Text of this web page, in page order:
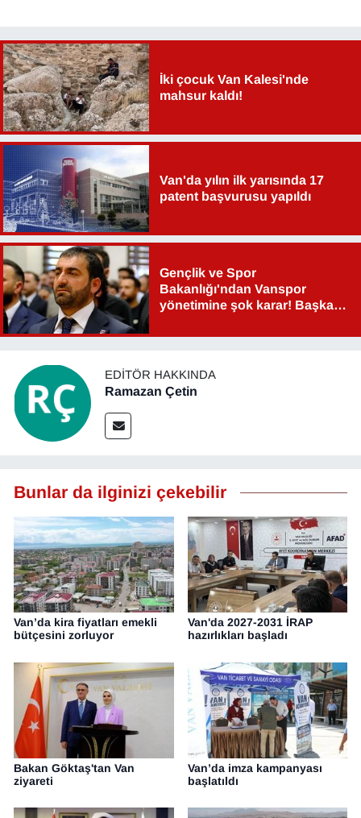
İki çocuk Van Kalesi'nde
mahsur kaldı!
Van'da yılın ilk yarısında 17
patent başvurusu yapıldı
Gençlik ve Spor
Bakanlığı'ndan Vanspor
yönetimine şok karar! Başkan
EDITÖR HAKKINDA
Ramazan Çetin
Bunlar da ilginizi çekebilir
Van’da kira fiyatları emekli
bütçesini zorluyor
Van'da 2027-2031 İRAP
hazırlıkları başladı
Bakan Göktaş'tan Van
ziyareti
Van’da imza kampanyası
başlatıldı
Seri İlan
Sinema - TV
SİYASET
SPOR
TEBRİK
TEKNOLOJİ
Turizm
Vasıta
YAŞAM